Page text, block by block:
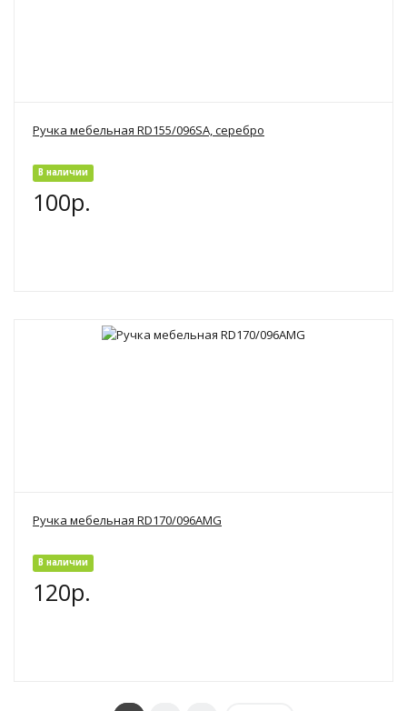
Ручка мебельная RD155/096SA, серебро
В наличии
100р.
Ручка мебельная RD170/096AMG
В наличии
120р.